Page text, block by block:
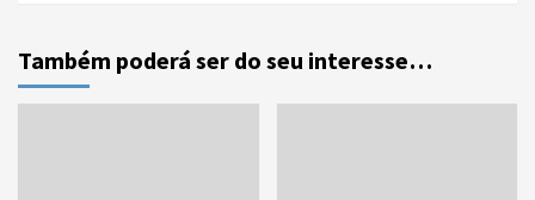
Também poderá ser do seu interesse…